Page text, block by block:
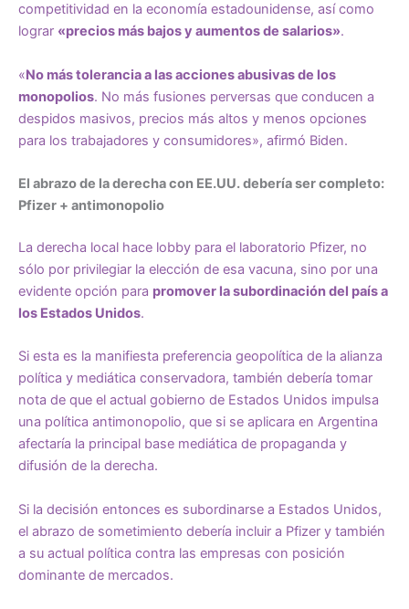
competitividad en la economía estadounidense, así como
lograr «precios más bajos y aumentos de salarios».
«No más tolerancia a las acciones abusivas de los
monopolios. No más fusiones perversas que conducen a
despidos masivos, precios más altos y menos opciones
para los trabajadores y consumidores», afirmó Biden.
El abrazo de la derecha con EE.UU. debería ser completo:
Pfizer + antimonopolio
La derecha local hace lobby para el laboratorio Pfizer, no
sólo por privilegiar la elección de esa vacuna, sino por una
evidente opción para promover la subordinación del país a
los Estados Unidos.
Si esta es la manifiesta preferencia geopolítica de la alianza
política y mediática conservadora, también debería tomar
nota de que el actual gobierno de Estados Unidos impulsa
una política antimonopolio, que si se aplicara en Argentina
afectaría la principal base mediática de propaganda y
difusión de la derecha.
Si la decisión entonces es subordinarse a Estados Unidos,
el abrazo de sometimiento debería incluir a Pfizer y también
a su actual política contra las empresas con posición
dominante de mercados.